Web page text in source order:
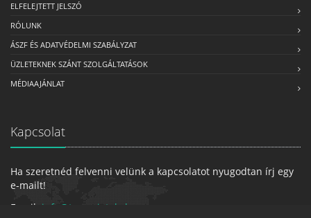
ELFELEJTETT JELSZÓ
RÓLUNK
ÁSZF ÉS ADATVÉDELMI SZABÁLYZAT
ÜZLETEKNEK SZÁNT SZOLGÁLTATÁSOK
MÉDIAAJÁNLAT
Kapcsolat
Ha szeretnéd felvenni velünk a kapcsolatot nyugodtan írj egy
e-mailt!
Email: info@tarsasjatekok.com